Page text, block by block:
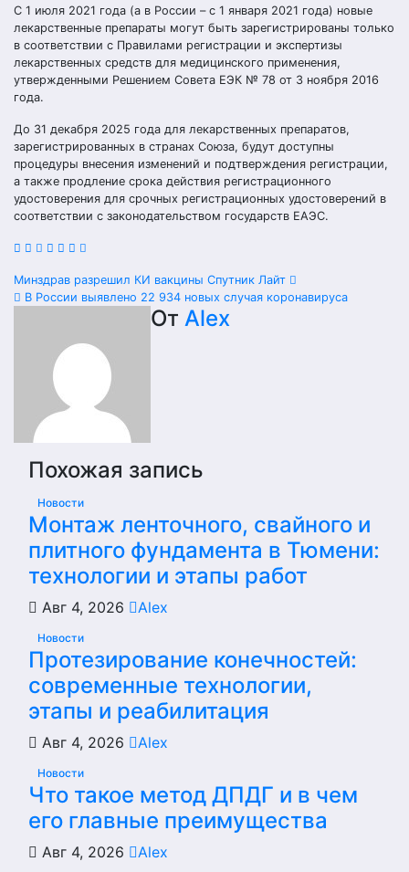
С 1 июля 2021 года (а в России – с 1 января 2021 года) новые
лекарственные препараты могут быть зарегистрированы только
в соответствии с Правилами регистрации и экспертизы
лекарственных средств для медицинского применения,
утвержденными Решением Совета ЕЭК № 78 от 3 ноября 2016
года.
До 31 декабря 2025 года для лекарственных препаратов,
зарегистрированных в странах Союза, будут доступны
процедуры внесения изменений и подтверждения регистрации,
а также продление срока действия регистрационного
удостоверения для срочных регистрационных удостоверений в
соответствии с законодательством государств ЕАЭС.
Навигация
записям
Минздрав разрешил КИ вакцины Спутник Лайт
В России выявлено 22 934 новых случая коронавируса
От Alex
Похожая запись
Новости
Монтаж ленточного, свайного и
плитного фундамента в Тюмени:
технологии и этапы работ
Авг 4, 2026 Alex
Новости
Протезирование конечностей:
современные технологии,
этапы и реабилитация
Авг 4, 2026 Alex
Новости
Что такое метод ДПДГ и в чем
его главные преимущества
Авг 4, 2026 Alex